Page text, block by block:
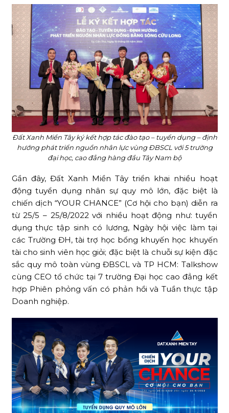
Đất Xanh Miền Tây ký kết hợp tác đào tạo – tuyển dụng – định
hướng phát triển nguồn nhân lực vùng ĐBSCL với 5 trường
đại học, cao đẳng hàng đầu Tây Nam bộ
Gần đây, Đất Xanh Miền Tây triển khai nhiều hoạt
động tuyển dụng nhân sự quy mô lớn, đặc biệt là
chiến dịch “YOUR CHANCE” (Cơ hội cho bạn) diễn ra
từ 25/5 – 25/8/2022 với nhiều hoạt động như: tuyển
dụng thực tập sinh có lương, Ngày hội việc làm tại
các Trường ĐH, tài trợ học bổng khuyến học khuyến
tài cho sinh viên học giỏi; đặc biệt là chuỗi sự kiện đặc
sắc quy mô toàn vùng ĐBSCL và TP HCM: Talkshow
cùng CEO tổ chức tại 7 trường Đại học cao đẳng kết
hợp Phiên phỏng vấn có phản hồi và Tuần thực tập
Doanh nghiệp.